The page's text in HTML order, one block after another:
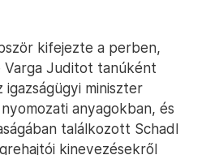
kifejezte a perben,
Varga Juditot tanúként
igazságügyi miniszter
anyagokban, és
találkozott Schadl
kinevezésekről